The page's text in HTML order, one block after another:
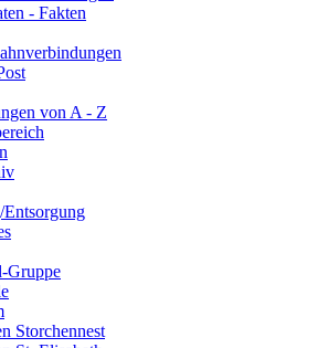
- Fakten
von A - Z
Entsorgung
Gruppe
Storchennest